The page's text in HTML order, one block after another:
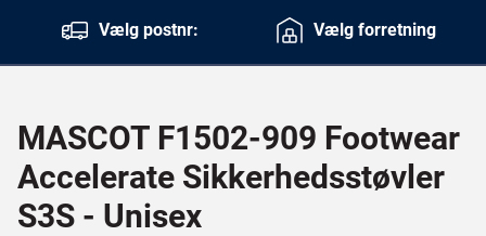
Vælg postnr:
Vælg forretning
MASCOT F1502-909 Footwear
Accelerate Sikkerhedsstøvler
S3S - Unisex